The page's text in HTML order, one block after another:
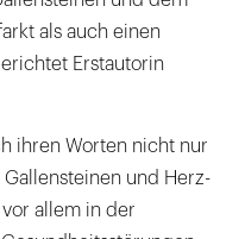
als auch einen
Erstautorin
ihren Worten nicht nur
und Herz-
allem in der